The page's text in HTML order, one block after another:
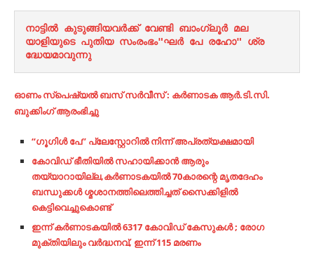
നാട്ടിൽ കുടുങ്ങിയവർക്ക്‌ വേണ്ടി ബാംഗ്ലൂർ മല
യാളിയുടെ പുതിയ സംരംഭം"ഘർ പേ രഹോ" ശ്ര
ദ്ധേയമാവുന്നു
ഓണം സ്പെഷ്യൽ ബസ് സർവീസ് : കർണാടക ആർ.ടി.സി.
ബുക്കിംഗ് ആരംഭിച്ചു
“ഗൂഗിള്‍ പേ” പ്ലേസ്റ്റോറില്‍ നിന്ന് അപ്രത്യക്ഷമായി
കോവിഡ് ഭീതിയില്‍ സഹായിക്കാന്‍ ആരും
തയ്യാറായില്ല,കർണാടകയിൽ 70കാരന്റെ മൃതദേഹം
ബന്ധുക്കള്‍ ശ്മശാനത്തിലെത്തിച്ചത് സൈക്കിളില്‍
കെട്ടിവെച്ചുകൊണ്ട്
ഇന്ന് കർണാടകയിൽ 6317 കോവിഡ് കേസുകൾ ; രോഗ
മുക്തിയിലും വർദ്ധനവ്, ഇന്ന് 115 മരണം